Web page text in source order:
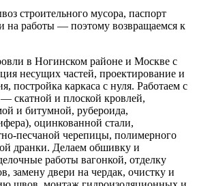
строительного мусора, паспорт
на работы — поэтому возвращаемся к
в Ногинском районе и Москве с
несущих частей, проектирование и
постройка каркаса с нуля. Работаем с
скатной и плоской кровлей,
и битумной, рубероида,
оцинкованной стали,
песчаной черепицы, полимерного
дранки. Делаем обшивку и
работы вагонкой, отделку
замену двери на чердак, очистку и